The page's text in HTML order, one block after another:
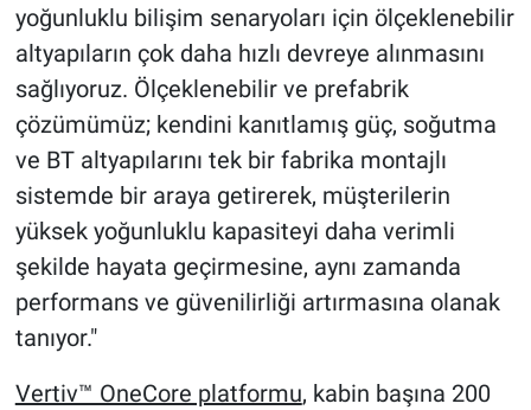
yoğunluklu bilişim senaryoları için ölçeklenebilir
altyapıların çok daha hızlı devreye alınmasını
sağlıyoruz. Ölçeklenebilir ve prefabrik
çözümümüz; kendini kanıtlamış güç, soğutma
ve BT altyapılarını tek bir fabrika montajlı
sistemde bir araya getirerek, müşterilerin
yüksek yoğunluklu kapasiteyi daha verimli
şekilde hayata geçirmesine, aynı zamanda
performans ve güvenilirliği artırmasına olanak
tanıyor."
Vertiv™ OneCore platformu, kabin başına 200